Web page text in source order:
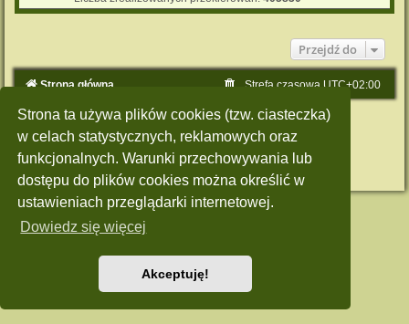
Strona ta używa plików cookies (tzw. ciasteczka)
w celach statystycznych, reklamowych oraz
funkcjonalnych. Warunki przechowywania lub
dostępu do plików cookies można określić w
ustawieniach przeglądarki internetowej.
Dowiedz się więcej
Akceptuję!
Przejdź do
Strona główna Strefa czasowa UTC+02:00
Technologię dostarcza phpBB® Forum Software © phpBB Limited
Polski pakiet językowy dostarczaphpBB.pl
Style: Green-Style by Joyce&Luna phpBB-Style-Design
Zasady ochrony danych osobowych
|Regulamin